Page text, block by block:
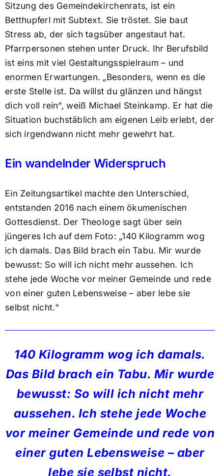
Sitzung des Gemeindekirchenrats, ist ein
Betthupferl mit Subtext. Sie tröstet. Sie baut
Stress ab, der sich tagsüber angestaut hat.
Pfarrpersonen stehen unter Druck. Ihr Berufsbild
ist eins mit viel Gestaltungsspielraum – und
enormen Erwartungen. „Besonders, wenn es die
erste Stelle ist. Da willst du glänzen und hängst
dich voll rein“, weiß Michael Steinkamp. Er hat die
Situation buchstäblich am eigenen Leib erlebt, der
sich irgendwann nicht mehr gewehrt hat.
Ein wandelnder Widerspruch
Ein Zeitungsartikel machte den Unterschied,
entstanden 2016 nach einem ökumenischen
Gottesdienst. Der Theologe sagt über sein
jüngeres Ich auf dem Foto: „140 Kilogramm wog
ich damals. Das Bild brach ein Tabu. Mir wurde
bewusst: So will ich nicht mehr aussehen. Ich
stehe jede Woche vor meiner Gemeinde und rede
von einer guten Lebensweise – aber lebe sie
selbst nicht.“
140 Kilogramm wog ich damals.
Das Bild brach ein Tabu. Mir wurde
bewusst: So will ich nicht mehr
aussehen. Ich stehe jede Woche
vor meiner Gemeinde und rede von
einer guten Lebensweise – aber
lebe sie selbst nicht.